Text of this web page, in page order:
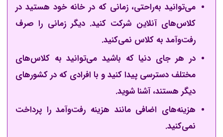
می‌توانید به‌راحتی، زمانی که در خانه خود هستید در
کلاس‌های آنلاین شرکت کنید. دیگر زمانی را صرف
رفت‌وآمد به کلاس نمی‌کنید.
در هر جای دنیا که باشید می‌توانید به کلاس‌های
مختلف دسترسی پیدا کنید و با افرادی که در کشور‌های
دیگر هستند، آشنا شوید.
هزینه‌های اضافی مانند هزینه رفت‌وآمد را پرداخت
نمی‌کنید.